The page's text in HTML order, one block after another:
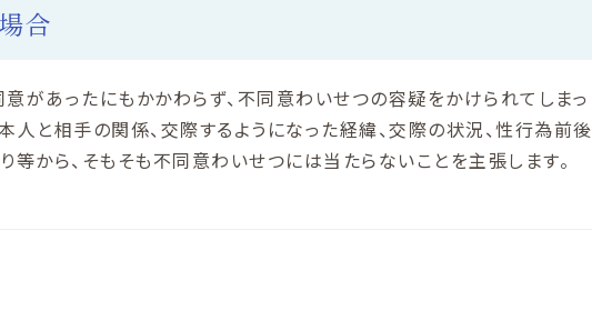
合
があったにもかかわらず、不同意わいせつの容疑をかけられてしまっ
人と相手の関係、交際するようになった経緯、交際の状況、性行為前後
等から、そもそも不同意わいせつには当たらないことを主張します。